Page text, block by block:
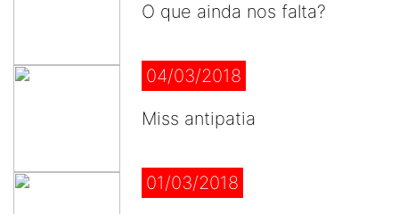
O que ainda nos falta?
04/03/2018
Miss antipatia
01/03/2018